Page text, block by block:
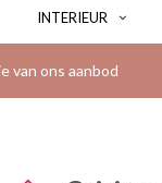
INTERIEUR
van ons aanbod